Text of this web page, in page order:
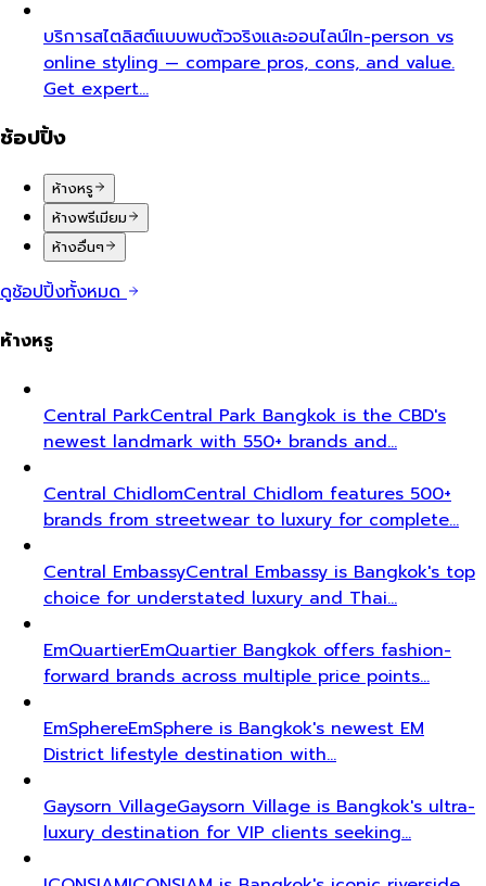
บริการสไตลิสต์แบบพบตัวจริงและออนไลน์In-person vs
online styling — compare pros, cons, and value.
Get expert…
ช้อปปิ้ง
ห้างหรู
ห้างพรีเมียม
ห้างอื่นๆ
ดูช้อปปิ้งทั้งหมด
ห้างหรู
Central ParkCentral Park Bangkok is the CBD's
newest landmark with 550+ brands and…
Central ChidlomCentral Chidlom features 500+
brands from streetwear to luxury for complete…
Central EmbassyCentral Embassy is Bangkok's top
choice for understated luxury and Thai…
EmQuartierEmQuartier Bangkok offers fashion-
forward brands across multiple price points…
EmSphereEmSphere is Bangkok's newest EM
District lifestyle destination with…
Gaysorn VillageGaysorn Village is Bangkok's ultra-
luxury destination for VIP clients seeking…